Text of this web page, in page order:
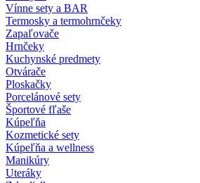
Vínne sety a BAR
Termosky a termohrnčeky
Zapaľovače
Hrnčeky
Kuchynské predmety
Otvárače
Ploskačky
Porcelánové sety
Športové fľaše
Kúpeľňa
Kozmetické sety
Kúpeľňa a wellness
Manikúry
Uteráky